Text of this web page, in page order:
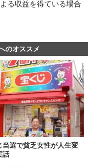
る収益を得ている場合
のオススメ
当選で貧乏女性が人生変
話